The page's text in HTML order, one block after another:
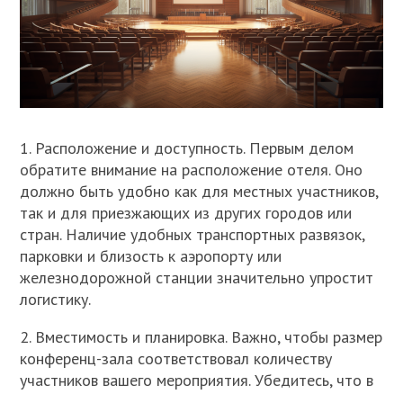
1. Расположение и доступность. Первым делом
обратите внимание на расположение отеля. Оно
должно быть удобно как для местных участников,
так и для приезжающих из других городов или
стран. Наличие удобных транспортных развязок,
парковки и близость к аэропорту или
железнодорожной станции значительно упростит
логистику.
2. Вместимость и планировка. Важно, чтобы размер
конференц-зала соответствовал количеству
участников вашего мероприятия. Убедитесь, что в